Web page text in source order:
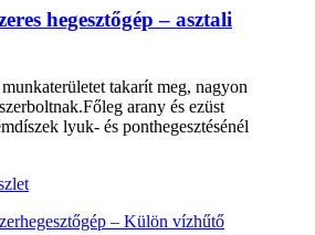
hegesztőgép – asztali
takarít meg, nagyon
arany és ezüst
lyuk- és ponthegesztésénél